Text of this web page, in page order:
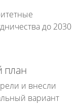
до 2030
план
и внесли
вариант